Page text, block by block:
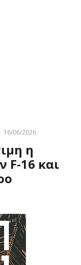
16/06/2026
η
F-16 και